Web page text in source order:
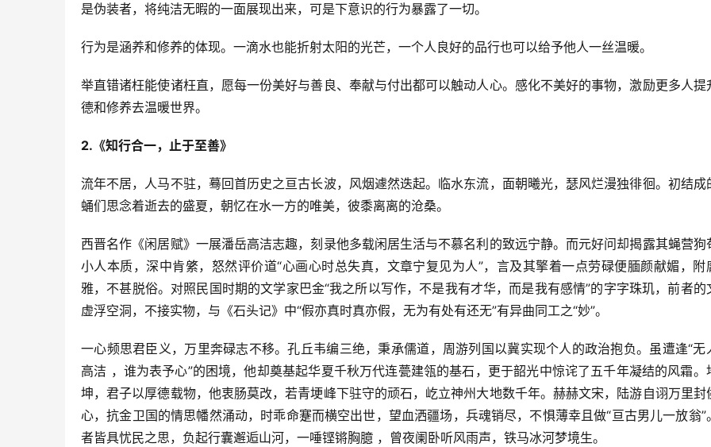
是伪装者，将纯洁无暇的一面展现出来，可是下意识的行为暴露了一切。
行为是涵养和修养的体现。一滴水也能折射太阳的光芒，一个人良好的品行也可以给予他人一丝温暖。
举直错诸枉能使诸枉直，愿每一份美好与善良、奉献与付出都可以触动人心。感化不美好的事物，激励更多人提
德和修养去温暖世界。
2.《知行合一，止于至善》
流年不居，人马不驻，蓦回首历史之亘古长波，风烟遽然迭起。临水东流，面朝曦光，瑟风烂漫独徘徊。初结成
蛹们思念着逝去的盛夏，朝忆在水一方的唯美，彼黍离离的沧桑。
西晋名作《闲居赋》一展潘岳高洁志趣，刻录他多载闲居生活与不慕名利的致远宁静。而元好问却揭露其蝇营狗
小人本质，深中肯綮，怒然评价道“心画心时总失真，文章宁复见为人”，言及其擎着一点劳碌便腼颜献媚，附
雅，不甚脱俗。对照民国时期的文学家巴金“我之所以写作，不是我有才华，而是我有感情”的字字珠玑，前者的
虚浮空洞，不接实物，与《石头记》中“假亦真时真亦假，无为有处有还无”有异曲同工之“妙”。
一心频思君臣义，万里奔碌志不移。孔丘韦编三绝，秉承儒道，周游列国以冀实现个人的政治抱负。虽遭逢“无
高洁 ，谁为表予心”的困境，他却奠基起华夏千秋万代连甍建瓴的基石，更于韶光中惊诧了五千年凝结的风霜。
坤，君子以厚德载物，他衷肠莫改，若青埂峰下驻守的顽石，屹立神州大地数千年。赫赫文宋，陆游自诩万里封
心，抗金卫国的情思幡然涌动，时乖命蹇而横空出世，望血洒疆场，兵魂销尽，不惧薄幸且做“亘古男儿一放翁”
者皆具忧民之思，负起行囊邂逅山河，一唾铿锵胸臆 ，曾夜阑卧听风雨声，铁马冰河梦境生。